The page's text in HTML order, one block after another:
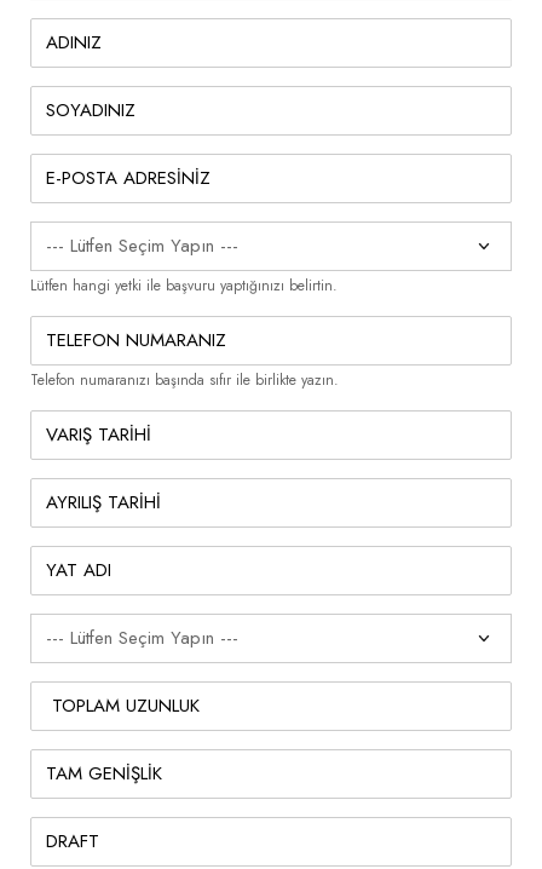
Lütfen hangi yetki ile başvuru yaptığınızı belirtin.
Telefon numaranızı başında sıfır ile birlikte yazın.